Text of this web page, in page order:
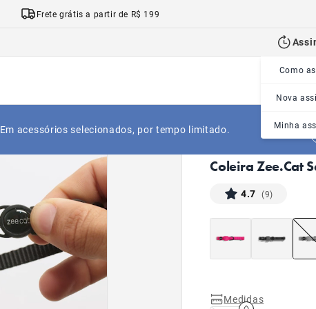
Frete grátis a partir de R$ 199
Como
Nova
Minha
Em acessórios selecionados, por tempo limitado.
Gatos|
Coleira Zee.Cat
4.7 (9)
Medidas